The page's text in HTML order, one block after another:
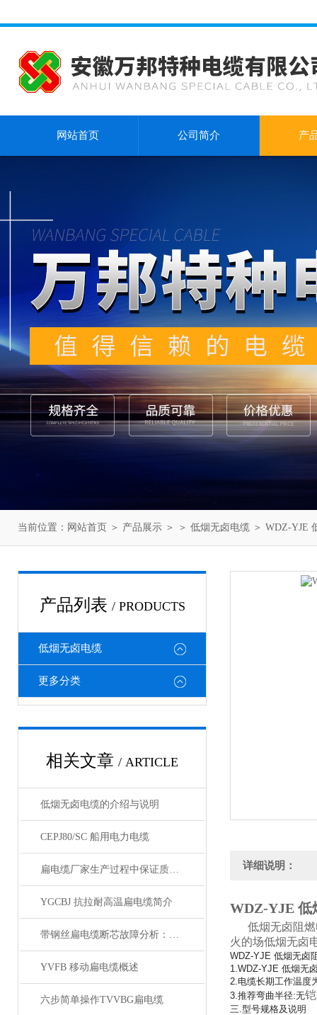
网站首页 公司简介 产
当前位置： 网站首页 ＞ 产品展示 ＞ ＞ 低烟无卤电缆 ＞ WDZ-YJE
产品列表 / PRODUCTS
低烟无卤电缆
更多分类
相关文章 / ARTICLE
低烟无卤电缆的介绍与说明
CEPJ80/SC 船用电力电缆
扁电缆厂家生产过程中保证质量与进度的重要性
YGCBJ 抗拉耐高温扁电缆简介
带钢丝扁电缆断芯故障分析：从钢丝疲劳到导体断裂的连锁反应
YVFB 移动扁电缆概述
六步简单操作TVVBG扁电缆
详细说明：
WDZ-YJE 低
低烟无卤阻
火的场低烟无卤
WDZ-YJE 低烟无卤
1.WDZ-YJE 低烟无
2.电缆长期工作温
3.推荐弯曲半径:无
三.型号规格及说明